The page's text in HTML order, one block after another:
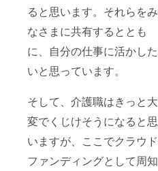
ると思います。それらをみ
なさまに共有するととも
に、自分の仕事に活かした
いと思っています。
そして、介護職はきっと大
変でくじけそうになると思
いますが、ここでクラウド
ファンディングとして周知